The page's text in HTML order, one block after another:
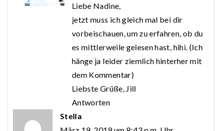
Liebe Nadine,
jetzt muss ich gleich mal bei dir
vorbeischauen, um zu erfahren, ob du
es mittlerweile gelesen hast, hihi. (Ich
hänge ja leider ziemlich hinterher mit
dem Kommentar)
Liebste Grüße, Jill
Antworten
Stella